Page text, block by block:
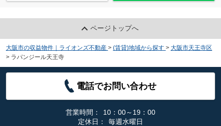
ページトップへ
大阪市の収益物件｜ライオンズ不動産 > (賃貸)地域から探す > 大阪市天王寺区
> ラパンジール天王寺
電話でお問い合わせ
営業時間：
10：00～19：00
定休日：
毎週水曜日